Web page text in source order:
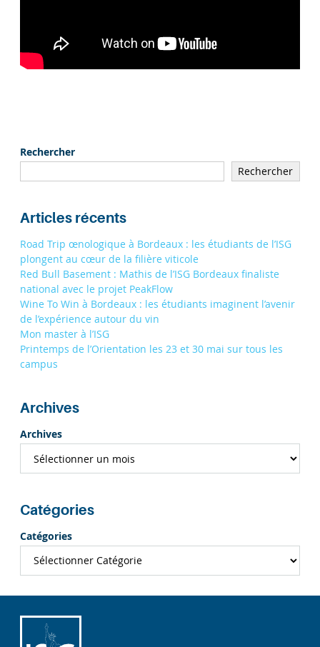
Rechercher
Rechercher
Articles récents
Road Trip œnologique à Bordeaux : les étudiants de l’ISG
plongent au cœur de la filière viticole
Red Bull Basement : Mathis de l’ISG Bordeaux finaliste
national avec le projet PeakFlow
Wine To Win à Bordeaux : les étudiants imaginent l’avenir
de l’expérience autour du vin
Mon master à l’ISG
Printemps de l’Orientation les 23 et 30 mai sur tous les
campus
Archives
Archives
Catégories
Catégories